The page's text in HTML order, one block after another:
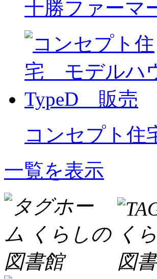
十勝ファーマ
コンセプト
一覧を表示